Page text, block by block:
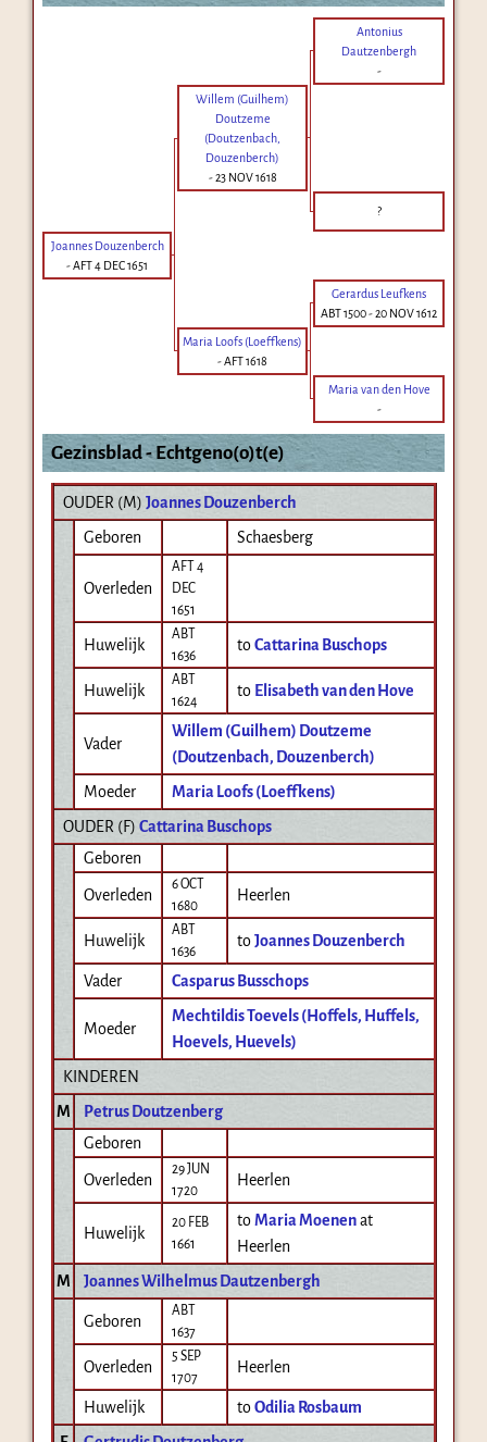
Antonius
Dautzenbergh
-
Willem (Guilhem)
Doutzeme
(Doutzenbach,
Douzenberch)
-23 NOV 1618
?
Joannes Douzenberch
-AFT 4 DEC 1651
Gerardus Leufkens
ABT 1500-20 NOV 1612
Maria Loofs (Loeffkens)
-AFT 1618
Maria van den Hove
-
Gezinsblad - Echtgeno(o)t(e)
OUDER (M) Joannes Douzenberch
Geboren
Schaesberg
Overleden
AFT 4
DEC
1651
Huwelijk
ABT
1636
toCattarina Buschops
Huwelijk
ABT
1624
to Elisabeth van den Hove
Vader
Willem (Guilhem) Doutzeme
(Doutzenbach, Douzenberch)
Moeder
Maria Loofs (Loeffkens)
OUDER (F) Cattarina Buschops
Geboren
Overleden
6 OCT
1680
Heerlen
Huwelijk
ABT
1636
toJoannes Douzenberch
Vader Casparus Busschops
Moeder
Mechtildis Toevels (Hoffels, Huffels,
Hoevels, Huevels)
KINDEREN
M
Petrus Doutzenberg
Geboren
Overleden
29 JUN
1720
Heerlen
Huwelijk
20 FEB
1661
toMaria Moenen at
Heerlen
M
Joannes Wilhelmus Dautzenbergh
Geboren
ABT
1637
Overleden
5 SEP
1707
Heerlen
Huwelijk toOdilia Rosbaum